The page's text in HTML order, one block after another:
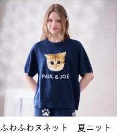
ふわふわヌネット 夏ニット